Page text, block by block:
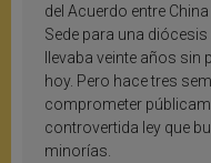
del Acuerdo entre
Sede para una diócesis
llevaba veinte años
hoy. Pero hace tres
comprometer
controvertida ley que
minorías.